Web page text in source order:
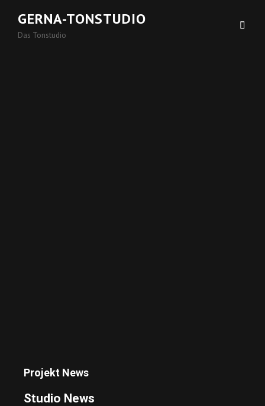
GERNA-TONSTUDIO
Das Tonstudio
Projekt News
Studio News